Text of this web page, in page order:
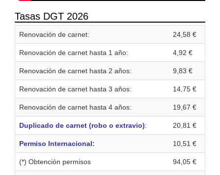
Tasas DGT 2026
Renovación de carnet: 24,58 €
Renovación de carnet hasta 1 año: 4,92 €
Renovación de carnet hasta 2 años: 9,83 €
Renovación de carnet hasta 3 años: 14,75 €
Renovación de carnet hasta 4 años: 19,67 €
Duplicado de carnet (robo o extravio): 20,81 €
Permiso Internacional: 10,51 €
(*) Obtención permisos 94,05 €